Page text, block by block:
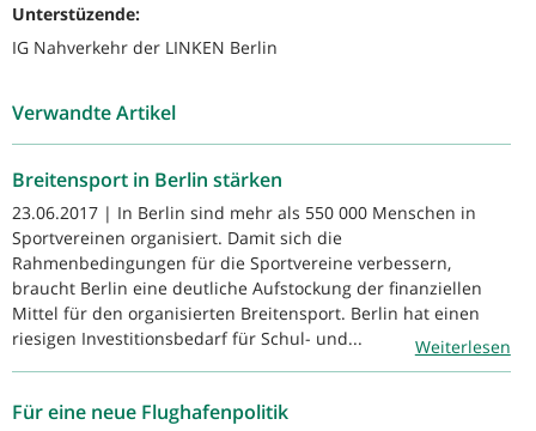
Unterstüzende:
IG Nahverkehr der LINKEN Berlin
Verwandte Artikel
Breitensport in Berlin stärken
23.06.2017 | In Berlin sind mehr als 550 000 Menschen in
Sportvereinen organisiert. Damit sich die
Rahmenbedingungen für die Sportvereine verbessern,
braucht Berlin eine deutliche Aufstockung der finanziellen
Mittel für den organisierten Breitensport. Berlin hat einen
riesigen Investitionsbedarf für Schul- und...
Weiterlesen
Für eine neue Flughafenpolitik